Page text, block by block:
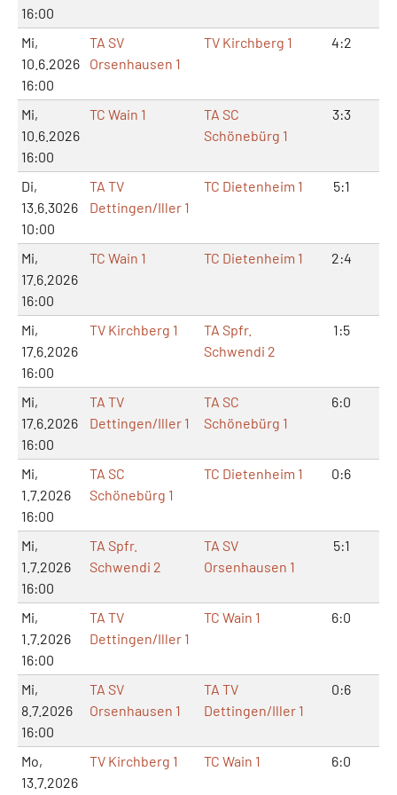
16:00
Mi,
10.6.2026
16:00
TA SV
Orsenhausen 1
TV Kirchberg 1 4:2
Mi,
10.6.2026
16:00
TC Wain 1
TA SC
Schönebürg 1
3:3
Di,
13.6.3026
10:00
TA TV
Dettingen/Iller 1
TC Dietenheim 1 5:1
Mi,
17.6.2026
16:00
TC Wain 1 TC Dietenheim 1 2:4
Mi,
17.6.2026
16:00
TV Kirchberg 1
TA Spfr.
Schwendi 2
1:5
Mi,
17.6.2026
16:00
TA TV
Dettingen/Iller 1
TA SC
Schönebürg 1
6:0
Mi,
1.7.2026
16:00
TA SC
Schönebürg 1
TC Dietenheim 1 0:6
Mi,
1.7.2026
16:00
TA Spfr.
Schwendi 2
TA SV
Orsenhausen 1
5:1
Mi,
1.7.2026
16:00
TA TV
Dettingen/Iller 1
TC Wain 1 6:0
Mi,
8.7.2026
16:00
TA SV
Orsenhausen 1
TA TV
Dettingen/Iller 1
0:6
Mo,
13.7.2026
TV Kirchberg 1 TC Wain 1 6:0